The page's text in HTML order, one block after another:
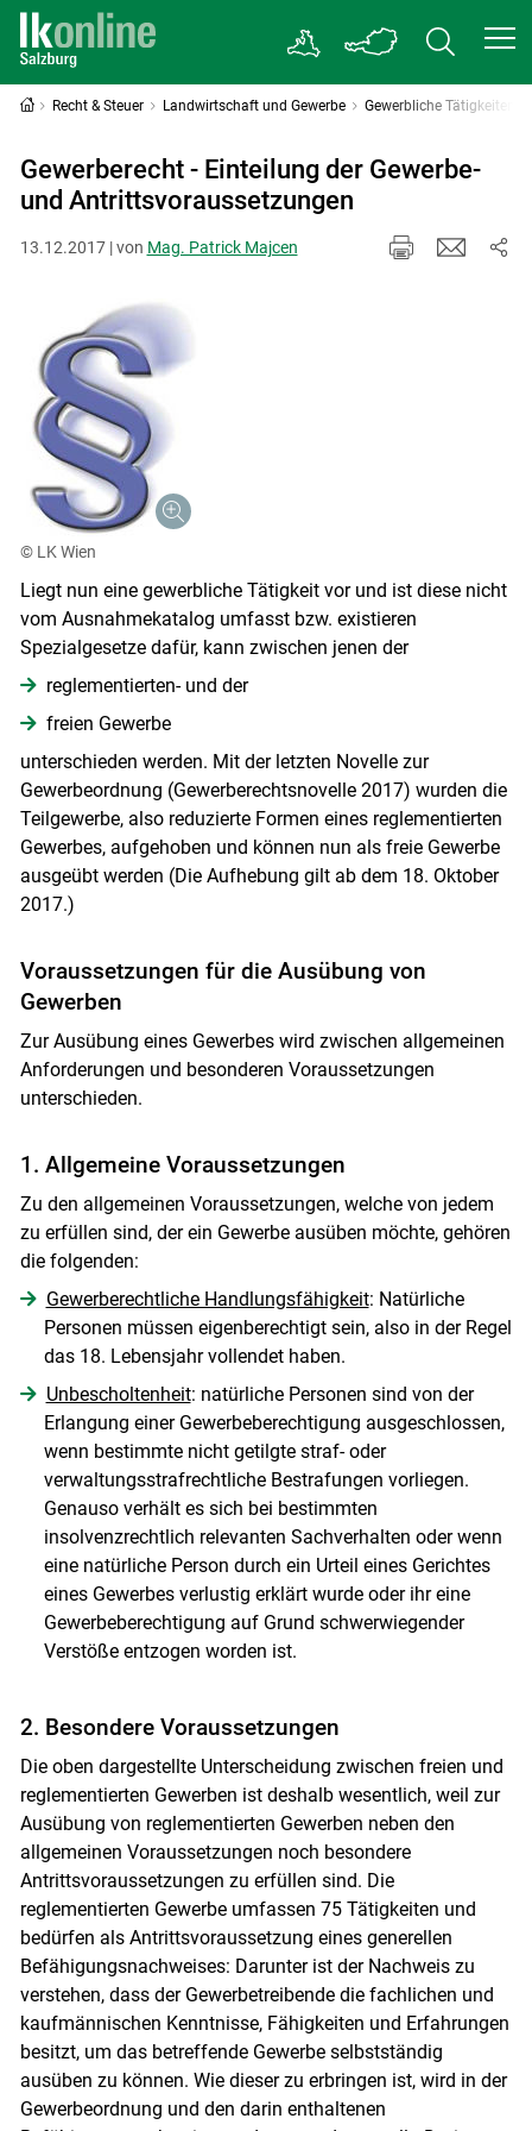
Skip to main content
Recht & Steuer Landwirtschaft und Gewerbe Gewerbliche Tätigkeiten
Gewerberecht - Einteilung der Gewerbe-
und Antrittsvoraussetzungen
13.12.2017 | von Mag. Patrick Majcen
© LK Wien
Liegt nun eine gewerbliche Tätigkeit vor und ist diese nicht
vom Ausnahmekatalog umfasst bzw. existieren
Spezialgesetze dafür, kann zwischen jenen der
reglementierten- und der
freien Gewerbe
unterschieden werden. Mit der letzten Novelle zur
Gewerbeordnung (Gewerberechtsnovelle 2017) wurden die
Teilgewerbe, also reduzierte Formen eines reglementierten
Gewerbes, aufgehoben und können nun als freie Gewerbe
ausgeübt werden (Die Aufhebung gilt ab dem 18. Oktober
2017.)
Voraussetzungen für die Ausübung von
Gewerben
Zur Ausübung eines Gewerbes wird zwischen allgemeinen
Anforderungen und besonderen Voraussetzungen
unterschieden.
1. Allgemeine Voraussetzungen
Zu den allgemeinen Voraussetzungen, welche von jedem
zu erfüllen sind, der ein Gewerbe ausüben möchte, gehören
die folgenden:
Gewerberechtliche Handlungsfähigkeit: Natürliche
Personen müssen eigenberechtigt sein, also in der Regel
das 18. Lebensjahr vollendet haben.
Unbescholtenheit: natürliche Personen sind von der
Erlangung einer Gewerbeberechtigung ausgeschlossen,
wenn bestimmte nicht getilgte straf- oder
verwaltungsstrafrechtliche Bestrafungen vorliegen.
Genauso verhält es sich bei bestimmten
insolvenzrechtlich relevanten Sachverhalten oder wenn
eine natürliche Person durch ein Urteil eines Gerichtes
eines Gewerbes verlustig erklärt wurde oder ihr eine
Gewerbeberechtigung auf Grund schwerwiegender
Verstöße entzogen worden ist.
2. Besondere Voraussetzungen
Die oben dargestellte Unterscheidung zwischen freien und
reglementierten Gewerben ist deshalb wesentlich, weil zur
Ausübung von reglementierten Gewerben neben den
allgemeinen Voraussetzungen noch besondere
Antrittsvoraussetzungen zu erfüllen sind. Die
reglementierten Gewerbe umfassen 75 Tätigkeiten und
bedürfen als Antrittsvoraussetzung eines generellen
Befähigungsnachweises: Darunter ist der Nachweis zu
verstehen, dass der Gewerbetreibende die fachlichen und
kaufmännischen Kenntnisse, Fähigkeiten und Erfahrungen
besitzt, um das betreffende Gewerbe selbstständig
ausüben zu können. Wie dieser zu erbringen ist, wird in der
Gewerbeordnung und den darin enthaltenen